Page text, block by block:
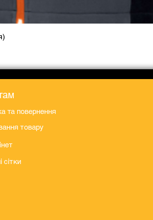
та повернення
товару
сітки